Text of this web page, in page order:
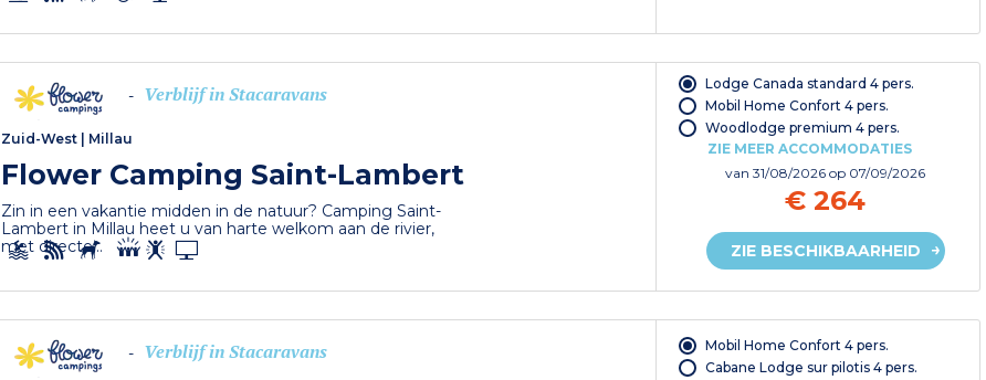
- Verblijf in Stacaravans
Zuid-West | Millau
Flower Camping Saint-Lambert
Zin in een vakantie midden in de natuur? Camping Saint-
Lambert in Millau heet u van harte welkom aan de rivier,
met directe...
Lodge Canada standard 4 pers.
Mobil Home Confort 4 pers.
Woodlodge premium 4 pers.
ZIE MEER ACCOMMODATIES
van31/08/2026op 07/09/2026
€ 264
ZIE BESCHIKBAARHEID
- Verblijf in Stacaravans
Mobil Home Confort 4 pers.
Cabane Lodge sur pilotis 4 pers.